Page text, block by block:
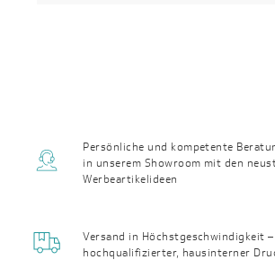
Persönliche und kompetente
in unserem Showroom mit den
Werbeartikelideen
Versand in Höchst­geschwin­digkeit
hochqualifizierter, haus­interner